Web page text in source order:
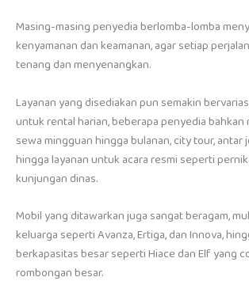
Masing-masing penyedia berlomba-lomba
kenyamanan dan keamanan, agar setiap
tenang dan menyenangkan.
Layanan yang disediakan pun semakin
untuk rental harian, beberapa penyedia
sewa mingguan hingga bulanan, city tour, antar
hingga layanan untuk acara resmi seperti
kunjungan dinas.
Mobil yang ditawarkan juga sangat beragam,
keluarga seperti Avanza, Ertiga, dan Innova,
berkapasitas besar seperti Hiace dan Elf yang
rombongan besar.